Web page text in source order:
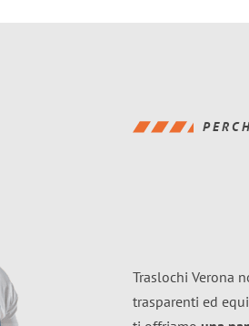
Traslochi Verona
trasparenti ed